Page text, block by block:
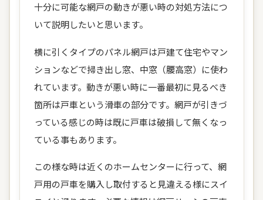
十分に可能な網戸の動きが悪い時の対処方法につ
いて説明したいと思います。
横に引くタイプのパネル網戸は戸建て住宅やマン
ションなどで掃き出し窓、中窓（腰高窓）に使わ
れています。動きが悪い時に一番最初に見るべき
箇所は戸車という滑車の部分です。網戸が引きづ
っている感じの時は既に戸車は破損して無くなっ
ている事もあります。
この様な時は近くのホームセンターに行って、網
戸用の戸車を購入し取付すると見違える様にスイ